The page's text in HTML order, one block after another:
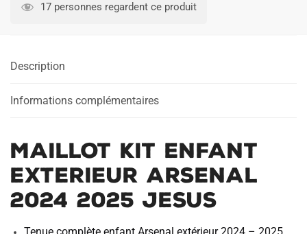
2024
Jesus
17 personnes regardent ce produit
Description
Informations complémentaires
Maillot Kit Enfant
Exterieur Arsenal
2024 2025 Jesus